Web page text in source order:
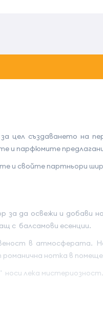
цел създаването на
и парфюмите
и свойте партньори
да освежи и добави
с балсамови есенции.
в атмосферата.
нотка в
носи лека